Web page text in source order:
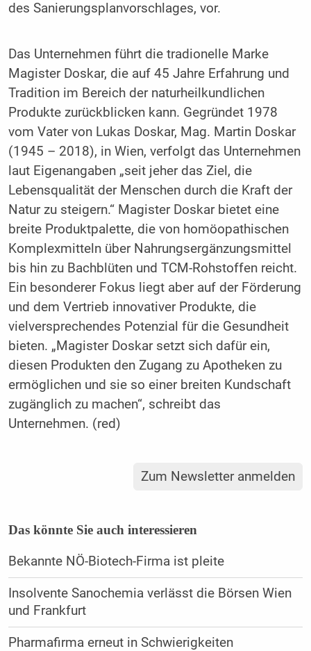
des Sanierungsplanvorschlages, vor.
Das Unternehmen führt die tradionelle Marke
Magister Doskar, die auf 45 Jahre Erfahrung und
Tradition im Bereich der naturheilkundlichen
Produkte zurückblicken kann. Gegründet 1978
vom Vater von Lukas Doskar, Mag. Martin Doskar
(1945 – 2018), in Wien, verfolgt das Unternehmen
laut Eigenangaben „seit jeher das Ziel, die
Lebensqualität der Menschen durch die Kraft der
Natur zu steigern.“ Magister Doskar bietet eine
breite Produktpalette, die von homöopathischen
Komplexmitteln über Nahrungsergänzungsmittel
bis hin zu Bachblüten und TCM-Rohstoffen reicht.
Ein besonderer Fokus liegt aber auf der Förderung
und dem Vertrieb innovativer Produkte, die
vielversprechendes Potenzial für die Gesundheit
bieten. „Magister Doskar setzt sich dafür ein,
diesen Produkten den Zugang zu Apotheken zu
ermöglichen und sie so einer breiten Kundschaft
zugänglich zu machen“, schreibt das
Unternehmen. (red)
Zum Newsletter anmelden
Das könnte Sie auch interessieren
Bekannte NÖ-Biotech-Firma ist pleite
Insolvente Sanochemia verlässt die Börsen Wien
und Frankfurt
Pharmafirma erneut in Schwierigkeiten